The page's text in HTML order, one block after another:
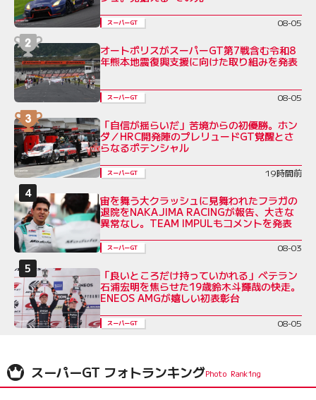
スーパーGT 08-05
オートポリスがスーパーGT第7戦含む令和8
年熊本地震復興支援に向けた取り組みを発表
スーパーGT 08-05
「自信が揺らいだ」苦境からの初優勝。ホン
ダ／HRC開発陣のプレリュードGT覚醒とさ
らなるポテンシャル
スーパーGT 19時間前
宙を舞う大クラッシュに見舞われたフラガの
退院をNAKAJIMA RACINGが報告、大きな
異常なし。TEAM IMPULもコメントを発表
スーパーGT 08-03
「良いところだけ持っていかれる」ベテラン
石浦宏明を焦らせた19歳鈴木斗輝哉の快走。
ENEOS AMGが嬉しい初表彰台
スーパーGT 08-05
スーパーGT フォトランキング